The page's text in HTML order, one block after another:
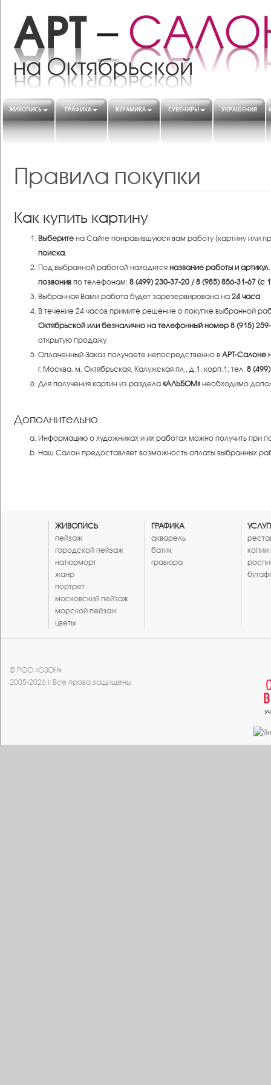
ЖИВОПИСЬ ГРАФИКА КЕРАМИКА СУВЕНИРЫ УКРАШЕНИЯ
Правила покупки
Как купить картину
Выберите на Сайте понравившуюся вам работу (картину или
поиска.
Под выбранной работой находятся название работы и артикул
позвонив по телефонам: 8 (499) 230-37-20 / 8 (985) 856-31-67 (с
Выбранная Вами работа будет зарезервирована на 24 часа.
В течение 24 часов примите решение о покупке выбранной
Октябрьской или безналично на телефонный номер 8 (915)
открытую продажу.
Оплаченный Заказ получаете непосредственно в АРТ-Салоне
г. Москва, м. Октябрьская, Калужская пл., д.1, корп.1; тел. 8
Для получения картин из раздела «АЛЬБОМ» необходимо
Дополнительно
Информацию о художниках и их работах можно получить при
Наш Салон предоставляет возможность оплаты выбранных
ЖИВОПИСЬ
пейзаж
городской пейзаж
натюрморт
жанр
портрет
московский пейзаж
морской пейзаж
цветы
ГРАФИКА
акварель
батик
гравюра
копии
© РОО «ОЗОН»
2005-2026 г. Все права защищены.